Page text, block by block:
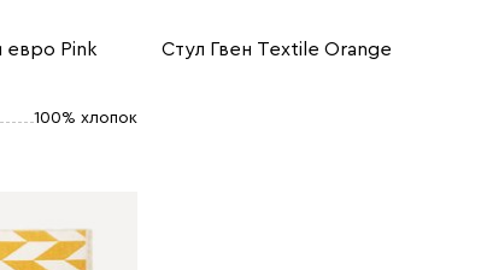
евро Pink
100% хлопок
Стул Гвен Textile Orange